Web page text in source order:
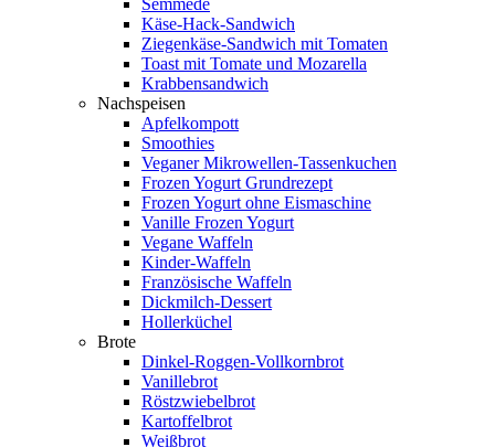
Semmede
Käse-Hack-Sandwich
Ziegenkäse-Sandwich mit Tomaten
Toast mit Tomate und Mozarella
Krabbensandwich
Nachspeisen
Apfelkompott
Smoothies
Veganer Mikrowellen-Tassenkuchen
Frozen Yogurt Grundrezept
Frozen Yogurt ohne Eismaschine
Vanille Frozen Yogurt
Vegane Waffeln
Kinder-Waffeln
Französische Waffeln
Dickmilch-Dessert
Hollerküchel
Brote
Dinkel-Roggen-Vollkornbrot
Vanillebrot
Röstzwiebelbrot
Kartoffelbrot
Weißbrot